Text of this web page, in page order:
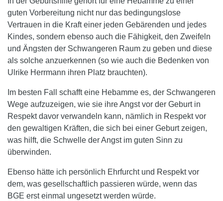
guten Vorbereitung nicht nur das bedingungslose
Vertrauen in die Kraft einer jeden Gebärenden und jedes
Kindes, sondern ebenso auch die Fähigkeit, den Zweifeln
und Ängsten der Schwangeren Raum zu geben und diese
als solche anzuerkennen (so wie auch die Bedenken von
Ulrike Herrmann ihren Platz brauchten).
Im besten Fall schafft eine Hebamme es, der Schwangeren
Wege aufzuzeigen, wie sie ihre Angst vor der Geburt in
Respekt davor verwandeln kann, nämlich in Respekt vor
den gewaltigen Kräften, die sich bei einer Geburt zeigen,
was hilft, die Schwelle der Angst im guten Sinn zu
überwinden.
Ebenso hätte ich persönlich Ehrfurcht und Respekt vor
dem, was gesellschaftlich passieren würde, wenn das
BGE erst einmal ungesetzt werden würde.